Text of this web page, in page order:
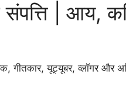
| आय,
गीतकार, यूट्यूबर, व्लॉगर और